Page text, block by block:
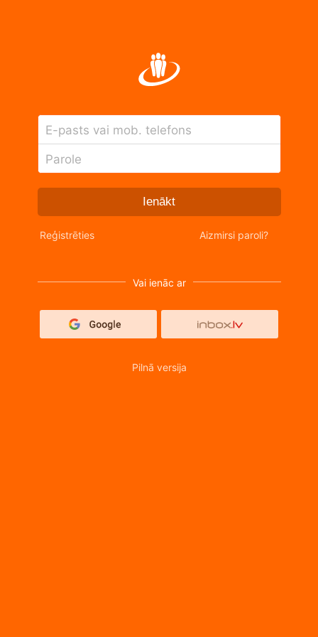
E-pasts vai mob. telefons
Parole
Ienākt
Reģistrēties Aizmirsi paroli?
Vai ienāc ar
Pilnā versija